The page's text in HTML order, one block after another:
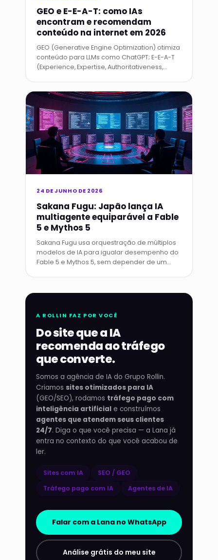
GEO e E-E-A-T: como IAs
encontram e recomendam
conteúdo na internet em 2026
GEO (Generative Engine Optimization) otimiza
conteúdo para LLMs como ChatGPT; E-E-A-T
(Experience, Expertise, Authoritativeness,
24 DE JUNHO DE 2026
Sakana Fugu: Japão lança IA
multiagente equiparável a Fable
5 e Mythos 5
Sakana Fugu usa orquestração de múltiplos
modelos de IA para igualar desempenho do
Fable 5 e Mythos 5, sem depender de um
A ROLLIN FAZ POR VOCÊ
Do site que a IA
recomenda ao tráfego
que converte.
Somos a agência de IA do Grupo Rollin.
Criamos sites otimizados para IA
(GEO/SEO), rodamos tráfego pago com
inteligência artificial e construímos
agentes que atendem seus clientes
24/7. Diga o que você precisa — a Lana já
entra no contexto do que você acabou de
ler.
Sites com IA
SEO / GEO
Tráfego pago com IA
Agentes de IA
Falar com a Lana no WhatsApp
Análise grátis do meu site